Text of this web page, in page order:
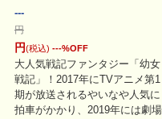
---
円
円(税込) ---%OFF
大人気戦記ファンタジー「幼女
戦記」！2017年にTVアニメ第1
期が放送されるやいなや人気に
拍車がかかり、2019年には劇場